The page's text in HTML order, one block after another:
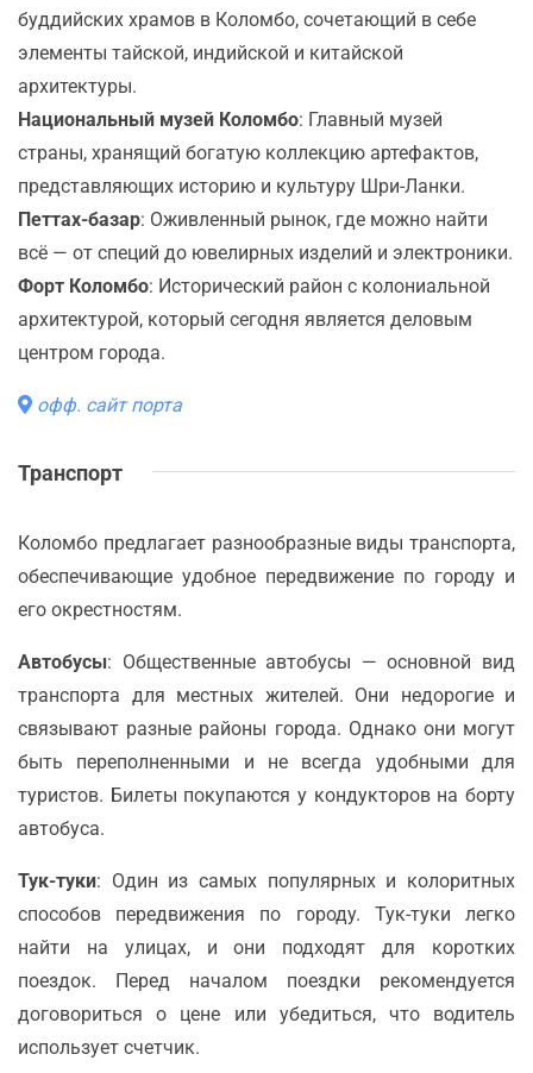
буддийских храмов в Коломбо, сочетающий в себе
элементы тайской, индийской и китайской
архитектуры.
Национальный музей Коломбо: Главный музей
страны, хранящий богатую коллекцию артефактов,
представляющих историю и культуру Шри-Ланки.
Петтах-базар: Оживленный рынок, где можно найти
всё — от специй до ювелирных изделий и электроники.
Форт Коломбо: Исторический район с колониальной
архитектурой, который сегодня является деловым
центром города.
офф. сайт порта
Транспорт
Коломбо предлагает разнообразные виды транспорта,
обеспечивающие удобное передвижение по городу и
его окрестностям.
Автобусы: Общественные автобусы — основной вид
транспорта для местных жителей. Они недорогие и
связывают разные районы города. Однако они могут
быть переполненными и не всегда удобными для
туристов. Билеты покупаются у кондукторов на борту
автобуса.
Тук-туки: Один из самых популярных и колоритных
способов передвижения по городу. Тук-туки легко
найти на улицах, и они подходят для коротких
поездок. Перед началом поездки рекомендуется
договориться о цене или убедиться, что водитель
использует счетчик.